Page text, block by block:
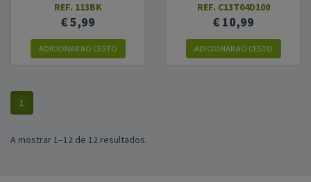
REF. 113BK
€ 5,99
ADICIONARAO CESTO
REF. C13T04D100
€ 10,99
ADICIONARAO CESTO
1
A mostrar 1–12 de 12 resultados.